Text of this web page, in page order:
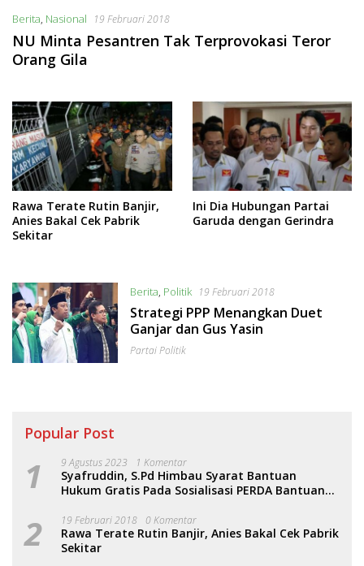
Berita, Nasional 19 Februari 2018
NU Minta Pesantren Tak Terprovokasi Teror
Orang Gila
Rawa Terate Rutin Banjir,
Anies Bakal Cek Pabrik
Sekitar
Ini Dia Hubungan Partai
Garuda dengan Gerindra
Berita, Politik 19 Februari 2018
Strategi PPP Menangkan Duet
Ganjar dan Gus Yasin
Partai Politik
Popular Post
1 9 Agustus 2023 1 Komentar
Syafruddin, S.Pd Himbau Syarat Bantuan
Hukum Gratis Pada Sosialisasi PERDA Bantuan
2 19 Februari 2018 0 Komentar
Rawa Terate Rutin Banjir, Anies Bakal Cek Pabrik
Sekitar